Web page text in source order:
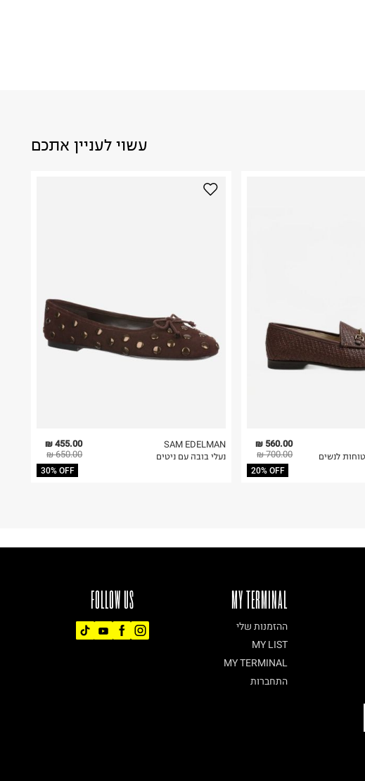
עשוי לעניין אתכם
455.00 ₪
650.00 ₪
30% OFF
SAM EDELMAN
נעלי בובה עם ניטים
560.00 ₪
700.00 ₪
20% OFF
FOLLOW US MY TERMINAL
ההזמנות שלי
MY LIST
MY TERMINAL
התחברות